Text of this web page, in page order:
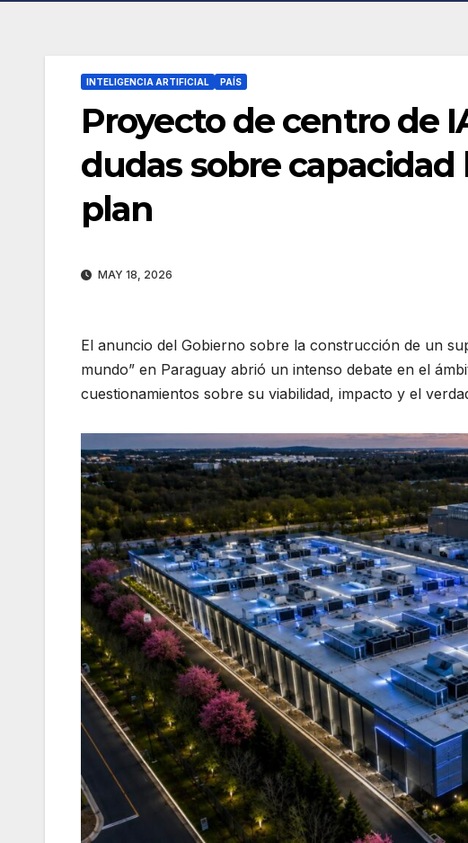
INTELIGENCIA ARTIFICIAL PAÍS
Proyecto de centro de
dudas sobre
plan
MAY 18, 2026
El anuncio del Gobierno sobre la construcción de un
mundo” en Paraguay abrió un intenso debate en el
cuestionamientos sobre su viabilidad, impacto y el